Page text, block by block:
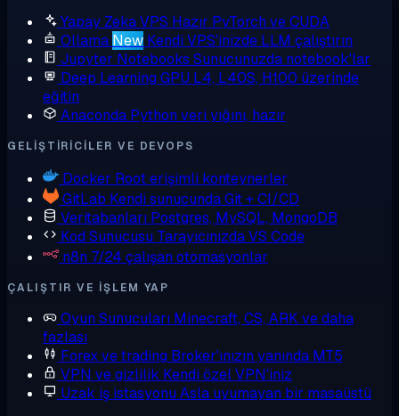
Yapay Zeka VPS Hazır PyTorch ve CUDA
Ollama New Kendi VPS'inizde LLM çalıştırın
Jupyter Notebooks Sunucunuzda notebook'lar
Deep Learning GPU L4, L40S, H100 üzerinde
eğitin
Anaconda Python veri yığını, hazır
GELIŞTIRICILER VE DEVOPS
Docker Root erişimli konteynerler
GitLab Kendi sunucunda Git + CI/CD
Veritabanları Postgres, MySQL, MongoDB
Kod Sunucusu Tarayıcınızda VS Code
n8n 7/24 çalışan otomasyonlar
ÇALIŞTIR VE IŞLEM YAP
Oyun Sunucuları Minecraft, CS, ARK ve daha
fazlası
Forex ve trading Broker'ınızın yanında MT5
VPN ve gizlilik Kendi özel VPN'iniz
Uzak iş istasyonu Asla uyumayan bir masaüstü